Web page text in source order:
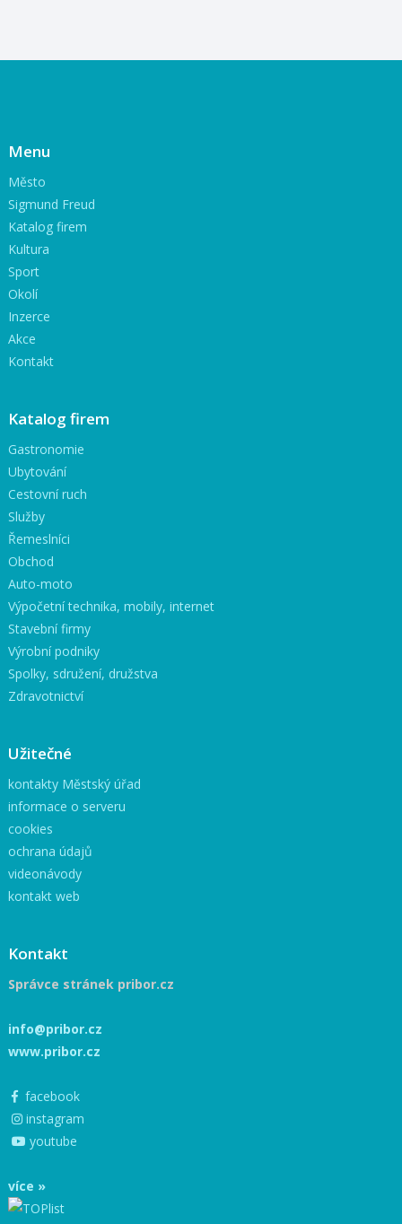
Menu
Město
Sigmund Freud
Katalog firem
Kultura
Sport
Okolí
Inzerce
Akce
Kontakt
Katalog firem
Gastronomie
Ubytování
Cestovní ruch
Služby
Řemeslníci
Obchod
Auto-moto
Výpočetní technika, mobily, internet
Stavební firmy
Výrobní podniky
Spolky, sdružení, družstva
Zdravotnictví
Užitečné
kontakty Městský úřad
informace o serveru
cookies
ochrana údajů
videonávody
kontakt web
Kontakt
Správce stránek pribor.cz
info@pribor.cz
www.pribor.cz
facebook
instagram
youtube
více »